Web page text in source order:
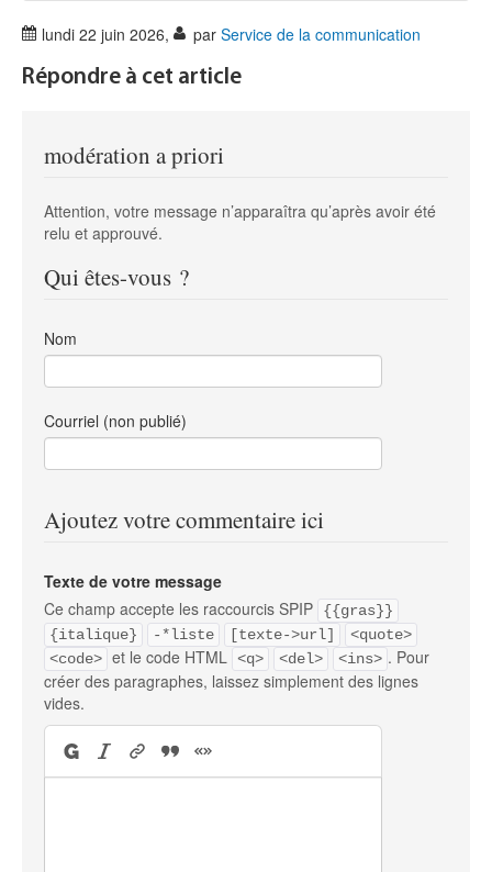
lundi 22 juin 2026, par Service de la communication
Répondre à cet article
modération a priori
Attention, votre message n’apparaîtra qu’après avoir été
relu et approuvé.
Qui êtes-vous ?
Nom
Courriel (non publié)
Ajoutez votre commentaire ici
Texte de votre message
Ce champ accepte les raccourcis SPIP
{{gras}}
{italique}
-*liste [texte->url]
<quote>
<code> et le code HTML <q> <del> <ins> . Pour
créer des paragraphes, laissez simplement des lignes
vides.